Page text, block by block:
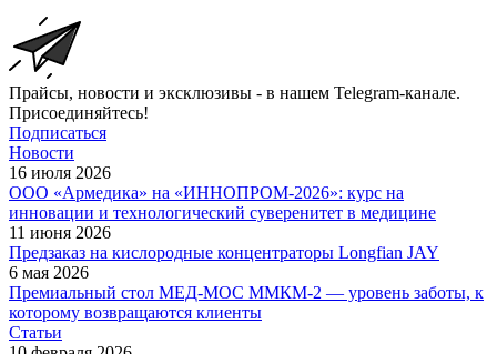
Прайсы, новости и эксклюзивы - в нашем Telegram-канале.
Присоединяйтесь!
Подписаться
Новости
16 июля 2026
ООО «Армедика» на «ИННОПРОМ-2026»: курс на
инновации и технологический суверенитет в медицине
11 июня 2026
Предзаказ на кислородные концентраторы Longfian JAY
6 мая 2026
Премиальный стол МЕД-МОС ММКМ-2 — уровень заботы, к
которому возвращаются клиенты
Статьи